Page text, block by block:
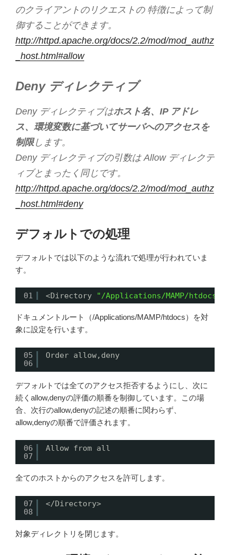
のクライアントのリクエストの 特徴によって制
御することができます。
http://httpd.apache.org/docs/2.2/mod/mod_authz
_host.html#allow
Deny ディレクティブ
Deny ディレクティブはホスト名、IP アドレ
ス、環境変数に基づいてサーバへのアクセスを
制限します。
Deny ディレクティブの引数は Allow ディレクテ
ィブとまったく同じです。
http://httpd.apache.org/docs/2.2/mod/mod_authz
_host.html#deny
デフォルトでの処理
デフォルトでは以下のような流れで処理が行われていま
す。
01 <Directory "/Applications/MAMP/htdocs"
ドキュメントルート（/Applications/MAMP/htdocs）を対
象に設定を行います。
05
06
Order allow,deny
デフォルトでは全てのアクセス拒否するようにし、次に
続くallow,denyの評価の順番を制御しています。この場
合、次行のallow,denyの記述の順番に関わらず、
allow,denyの順番で評価されます。
06
07
Allow from all
全てのホストからのアクセスを許可します。
07
08
</Directory>
対象ディレクトリを閉じます。